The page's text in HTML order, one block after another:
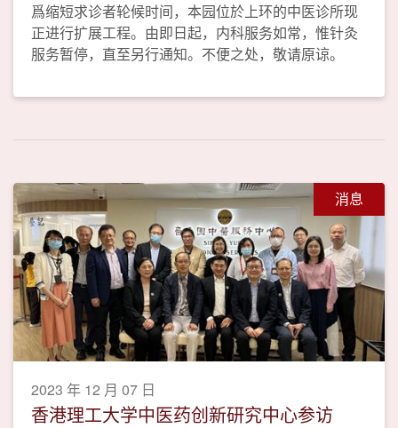
爲缩短求诊者轮候时间，本园位於上环的中医诊所现
正进行扩展工程。由即日起，内科服务如常，惟针灸
服务暂停，直至另行通知。不便之处，敬请原谅。
消息
2023 年 12 月 07 日
香港理工大学中医药创新研究中心参访